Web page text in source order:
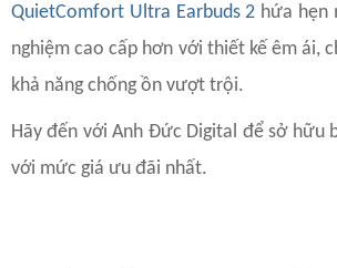
QuietComfort Ultra Earbuds 2 hứa hẹn
nghiệm cao cấp hơn với thiết kế êm ái,
khả năng chống ồn vượt trội.
Hãy đến với Anh Đức Digital để sở hữu
với mức giá ưu đãi nhất.